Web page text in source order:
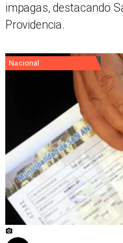
impagas, destacando
Providencia.
Nacional